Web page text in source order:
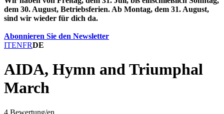
dem 30. August, Betriebsferien. Ab Montag, dem 31. August,
sind wir wieder für dich da.
Abonnieren Sie den Newsletter
ITENFRDE
AIDA, Hymn and Triumphal
March
4 Bewertung/en